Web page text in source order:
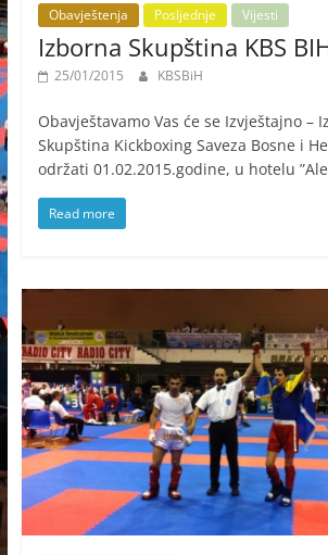
Obavještenja Posljednje Vijesti
Izborna Skupština KBS
25/01/2015 KBSBiH
Obavještavamo Vas će se Izvještajno –
Skupština Kickboxing Saveza Bosne i
održati 01.02.2015.godine, u hotelu
Read more